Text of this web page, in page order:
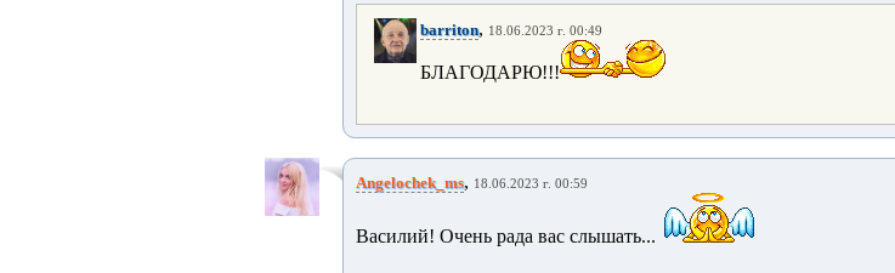
barriton, 18.06.2023 г. 00:49
БЛАГОДАРЮ!!!
Angelochek_ms, 18.06.2023 г. 00:59
Василий! Очень рада вас слышать...